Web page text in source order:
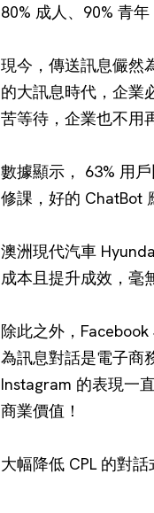
80% 成人、90% 青
現今，傳送訊息儼然
的大訊息時代，企業
苦等待，企業也不用
數據顯示， 63% 用
修課，好的 ChatBot
澳洲現代汽車
成本且提升成效，毫
除此之外，
為訊息對話是電子商
Instagram 的表現一
商業價值！
大幅降低 CPL 的對話